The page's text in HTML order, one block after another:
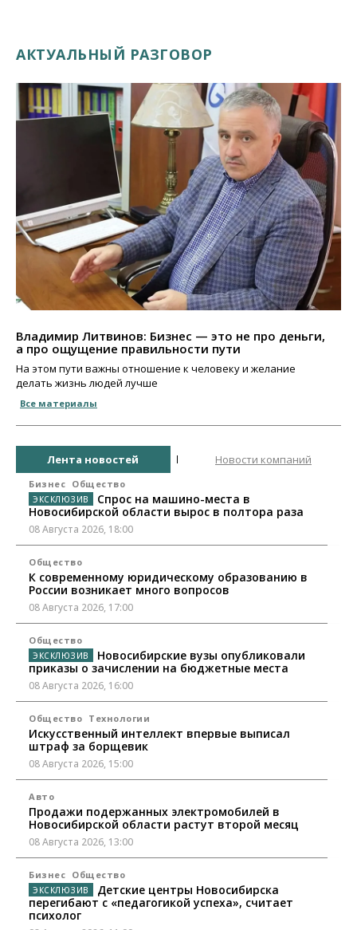
АКТУАЛЬНЫЙ РАЗГОВОР
Владимир Литвинов: Бизнес — это не про деньги,
а про ощущение правильности пути
На этом пути важны отношение к человеку и желание
делать жизнь людей лучше
Все материалы
Лента новостей Новости компаний
Бизнес Общество
Спрос на машино-места в
Новосибирской области вырос в полтора раза
08 Августа 2026, 18:00
Общество
К современному юридическому образованию в
России возникает много вопросов
08 Августа 2026, 17:00
Общество
Новосибирские вузы опубликовали
приказы о зачислении на бюджетные места
08 Августа 2026, 16:00
Общество Технологии
Искусственный интеллект впервые выписал
штраф за борщевик
08 Августа 2026, 15:00
Авто
Продажи подержанных электромобилей в
Новосибирской области растут второй месяц
08 Августа 2026, 13:00
Бизнес Общество
Детские центры Новосибирска
перегибают с «педагогикой успеха», считает
психолог